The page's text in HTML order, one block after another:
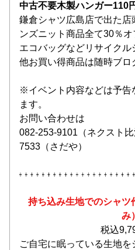
中古不要木製ハンガー110
鎌倉シャツ広島店で出た店
ンズニット商品全て30％
エコバッグなどリサイク
他お買い得商品は随時ブロ
※イベント内容などは予告
ます。
お問い合わせは
082-253-9101（ネクスト
7533（さだや）
持ち込み生地でのシャツ
み）
税込
ご自宅に眠っている生地